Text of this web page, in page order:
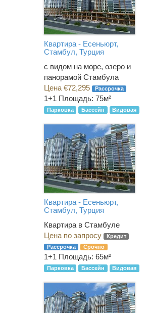
Квартира - Есеньюрт,
Стамбул, Турция
с видом на море, озеро и
панорамой Стамбула
Цена €72,295
Рассрочка
1+1 Площадь: 75м²
Парковка Бассейн Видовая
Квартира - Есеньюрт,
Стамбул, Турция
Квартира в Стамбуле
Цена по запросу
Кредит
Рассрочка
Срочно
1+1 Площадь: 65м²
Парковка Бассейн Видовая